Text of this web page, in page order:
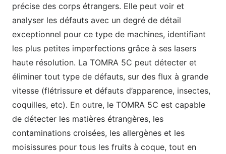
précise des corps étrangers. Elle peut voir et
analyser les défauts avec un degré de détail
exceptionnel pour ce type de machines, identifiant
les plus petites imperfections grâce à ses lasers
haute résolution. La TOMRA 5C peut détecter et
éliminer tout type de défauts, sur des flux à grande
vitesse (flétrissure et défauts d’apparence, insectes,
coquilles, etc). En outre, le TOMRA 5C est capable
de détecter les matières étrangères, les
contaminations croisées, les allergènes et les
moisissures pour tous les fruits à coque, tout en